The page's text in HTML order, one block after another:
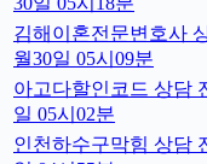
김해이혼전문변호사
월30일 05시09분
아고다할인코드 상담
일 05시02분
인천하수구막힘 상담